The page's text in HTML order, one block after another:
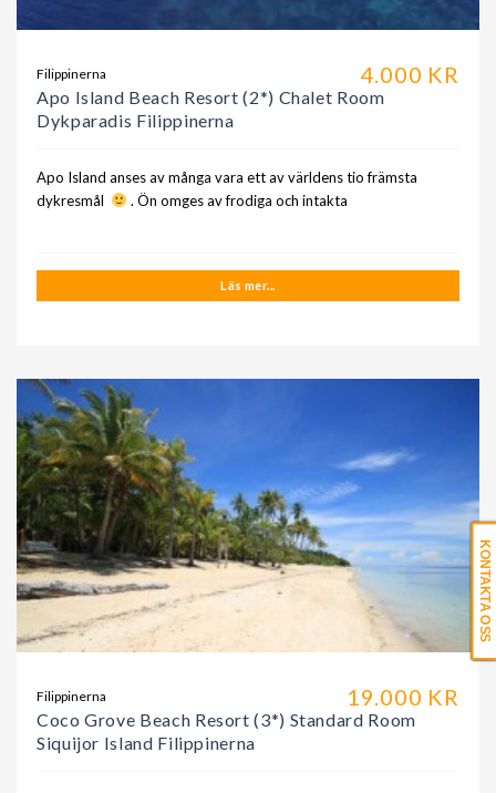
4.000 KR
Filippinerna
Apo Island Beach Resort (2*) Chalet Room
Dykparadis Filippinerna
Apo Island anses av många vara ett av världens tio främsta
dykresmål
. Ön omges av frodiga och intakta
Läs mer...
19.000 KR
Filippinerna
Coco Grove Beach Resort (3*) Standard Room
Siquijor Island Filippinerna
KONTAKTA OSS